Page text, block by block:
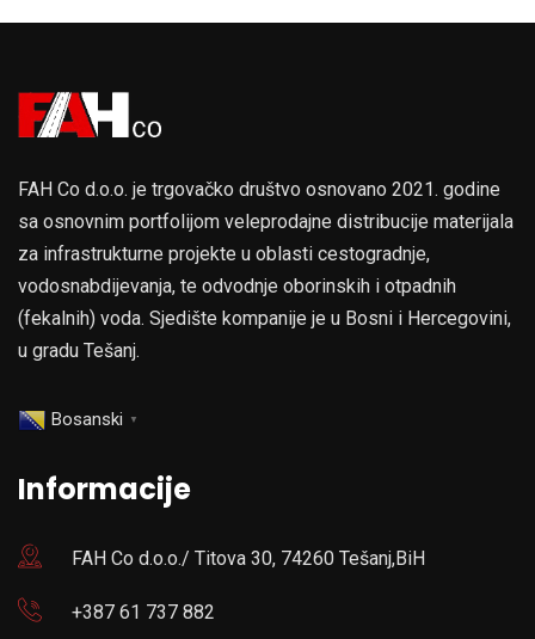
FAH Co d.o.o. je trgovačko društvo osnovano 2021. godine
sa osnovnim portfolijom veleprodajne distribucije materijala
za infrastrukturne projekte u oblasti cestogradnje,
vodosnabdijevanja, te odvodnje oborinskih i otpadnih
(fekalnih) voda. Sjedište kompanije je u Bosni i Hercegovini,
u gradu Tešanj.
Bosanski ▼
Informacije
FAH Co d.o.o./ Titova 30, 74260 Tešanj,BiH
+387 61 737 882